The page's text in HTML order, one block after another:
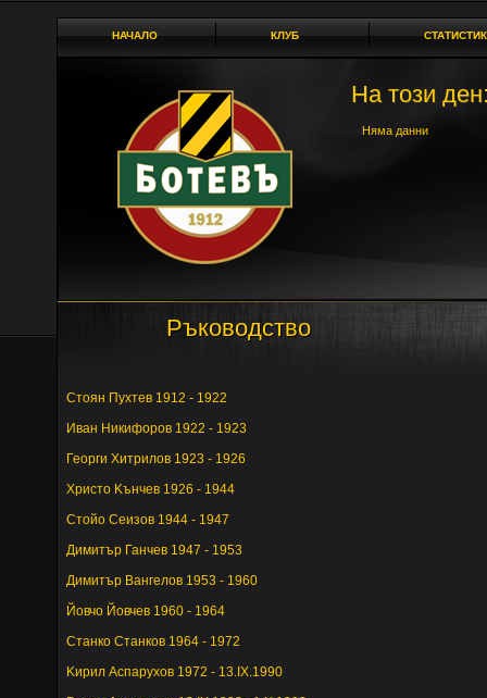
НАЧАЛО КЛУБ
На този
Няма данни
Ръководство
Cтоян Пухтев 1912 - 1922
Иван Никифоров 1922 - 1923
Георги Хитрилов 1923 - 1926
Христо Kънчев 1926 - 1944
Стойо Сеизов 1944 - 1947
Димитър Ганчев 1947 - 1953
Димитър Вангелов 1953 - 1960
Йовчо Йовчев 1960 - 1964
Станко Станков 1964 - 1972
Kирил Аспарухов 1972 - 13.IX.1990